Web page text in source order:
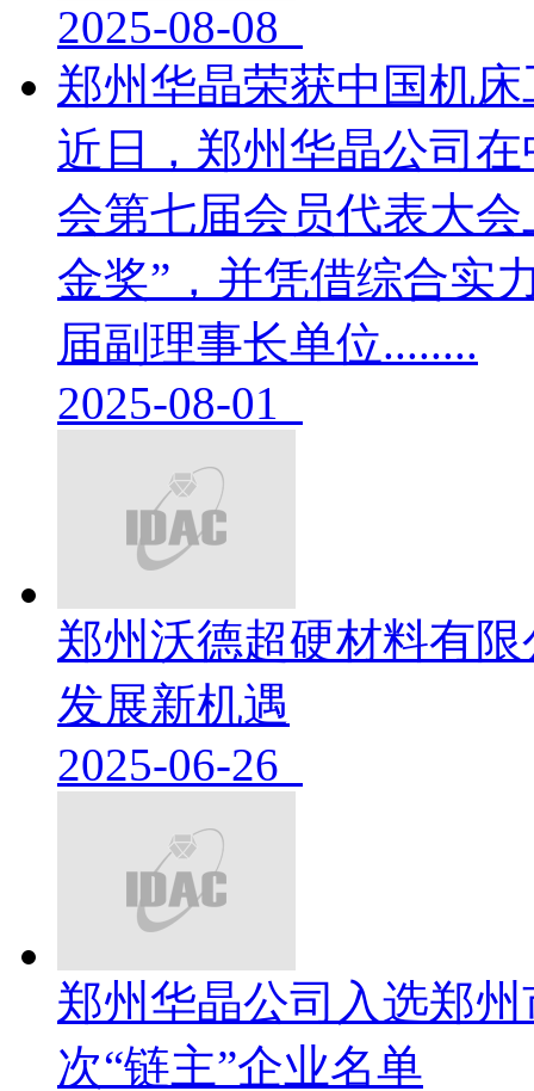
2025-08-08
郑州华晶荣获中国机
近日，郑州华晶公司
会第七届会员代表大
金奖”，并凭借综合实
届副理事长单位........
2025-08-01
郑州沃德超硬材料有
发展新机遇
2025-06-26
郑州华晶公司入选郑
次“链主”企业名单